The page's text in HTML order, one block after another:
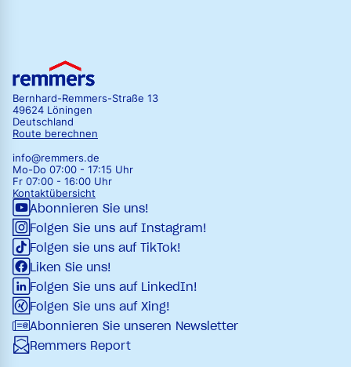
Bernhard-Remmers-Straße 13
49624 Löningen
Deutschland
Route berechnen
info@remmers.de
Mo-Do 07:00 - 17:15 Uhr
Fr 07:00 - 16:00 Uhr
Kontaktübersicht
Abonnieren Sie uns!
Folgen Sie uns auf Instagram!
Folgen sie uns auf TikTok!
Liken Sie uns!
Folgen Sie uns auf LinkedIn!
Folgen Sie uns auf Xing!
Abonnieren Sie unseren Newsletter
Remmers Report